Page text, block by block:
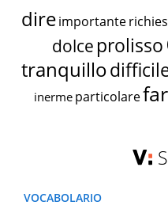
dire importante
dolce prolisso
tranquillo
inerme particolare
VOCABOLARIO